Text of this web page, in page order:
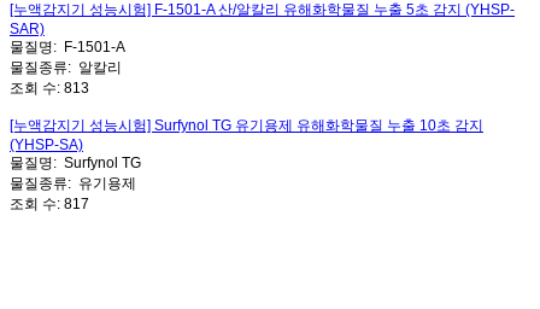
[누액감지기 성능시험] F-1501-A 산/알칼리 유해화학물질 누출 5초 감지 (YHSP-
SAR)
물질명: F-1501-A
물질종류: 알칼리
조회 수: 813
[누액감지기 성능시험] Surfynol TG 유기용제 유해화학물질 누출 10초 감지
(YHSP-SA)
물질명: Surfynol TG
물질종류: 유기용제
조회 수: 817